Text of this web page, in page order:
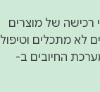
רכישה של מוצרים
לא מתכלים וטיפול
החיובים ב-